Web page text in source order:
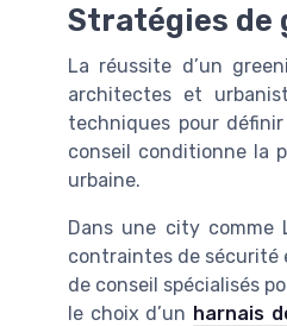
Stratégies de
La réussite d’un
architectes et
techniques pour
conseil conditionne la
urbaine.
Dans une city comme
contraintes de sécurité
de conseil spécialisés
le choix d’un harnais